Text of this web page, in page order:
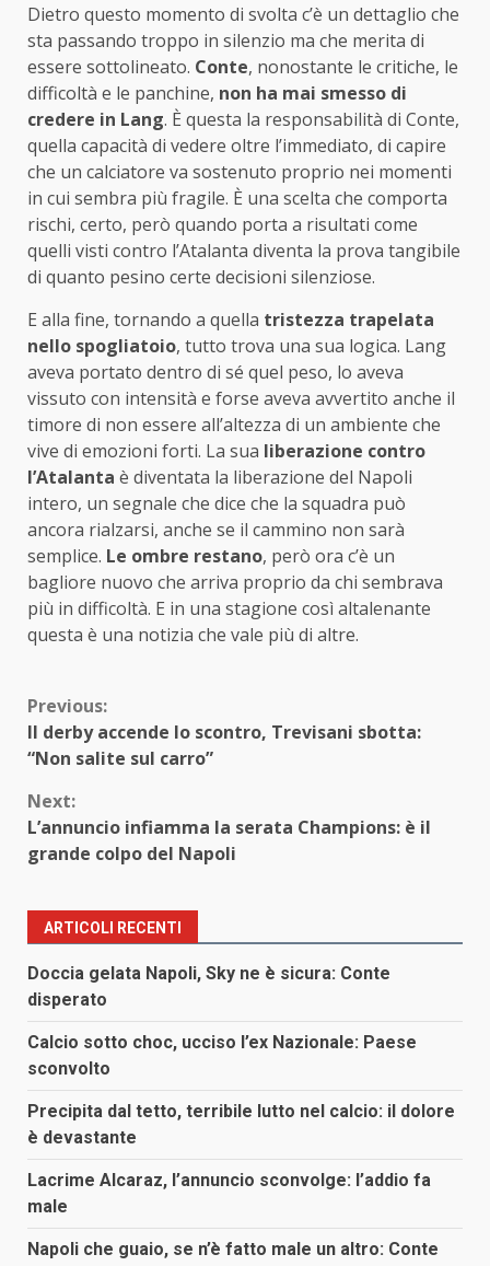
Dietro questo momento di svolta c’è un dettaglio che
sta passando troppo in silenzio ma che merita di
essere sottolineato. Conte, nonostante le critiche, le
difficoltà e le panchine, non ha mai smesso di
credere in Lang. È questa la responsabilità di Conte,
quella capacità di vedere oltre l’immediato, di capire
che un calciatore va sostenuto proprio nei momenti
in cui sembra più fragile. È una scelta che comporta
rischi, certo, però quando porta a risultati come
quelli visti contro l’Atalanta diventa la prova tangibile
di quanto pesino certe decisioni silenziose.
E alla fine, tornando a quella tristezza trapelata
nello spogliatoio, tutto trova una sua logica. Lang
aveva portato dentro di sé quel peso, lo aveva
vissuto con intensità e forse aveva avvertito anche il
timore di non essere all’altezza di un ambiente che
vive di emozioni forti. La sua liberazione contro
l’Atalanta è diventata la liberazione del Napoli
intero, un segnale che dice che la squadra può
ancora rialzarsi, anche se il cammino non sarà
semplice. Le ombre restano, però ora c’è un
bagliore nuovo che arriva proprio da chi sembrava
più in difficoltà. E in una stagione così altalenante
questa è una notizia che vale più di altre.
Continue
Reading
Previous:
Il derby accende lo scontro, Trevisani sbotta:
“Non salite sul carro”
Next:
L’annuncio infiamma la serata Champions: è il
grande colpo del Napoli
ARTICOLI RECENTI
Doccia gelata Napoli, Sky ne è sicura: Conte
disperato
Calcio sotto choc, ucciso l’ex Nazionale: Paese
sconvolto
Precipita dal tetto, terribile lutto nel calcio: il dolore
è devastante
Lacrime Alcaraz, l’annuncio sconvolge: l’addio fa
male
Napoli che guaio, se n’è fatto male un altro: Conte